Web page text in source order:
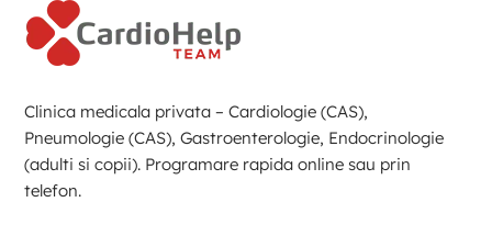
Clinica medicala privata – Cardiologie (CAS),
Pneumologie (CAS), Gastroenterologie, Endocrinologie
(adulti si copii). Programare rapida online sau prin
telefon.